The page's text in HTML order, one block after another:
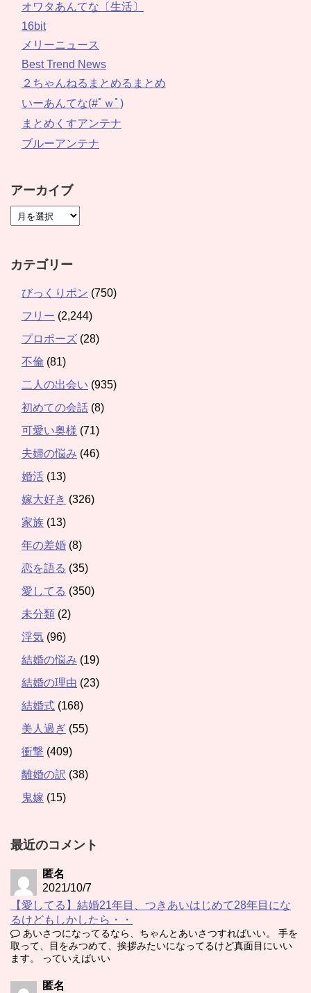
オワタあんてな〔生活〕
16bit
メリーニュース
Best Trend News
２ちゃんねるまとめるまとめ
いーあんてな(#ﾟｗﾟ)
まとめくすアンテナ
ブルーアンテナ
アーカイブ
カテゴリー
びっくりポン (750)
フリー (2,244)
プロポーズ (28)
不倫 (81)
二人の出会い (935)
初めての会話 (8)
可愛い奥様 (71)
夫婦の悩み (46)
婚活 (13)
嫁大好き (326)
家族 (13)
年の差婚 (8)
恋を語る (35)
愛してる (350)
未分類 (2)
浮気 (96)
結婚の悩み (19)
結婚の理由 (23)
結婚式 (168)
美人過ぎ (55)
衝撃 (409)
離婚の訳 (38)
鬼嫁 (15)
最近のコメント
匿名
2021/10/7
【愛してる】結婚21年目、つきあいはじめて28年目にな
るけどもしかしたら・・
あいさつになってるなら、ちゃんとあいさつすればいい。 手を
取って、目をみつめて、挨拶みたいになってるけど真面目にいい
ます。 っていえばいい
匿名